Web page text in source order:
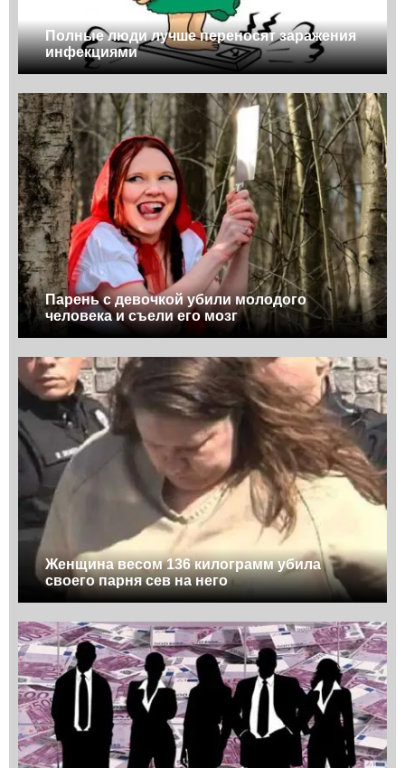
Полные люди лучше переносят заражения
инфекциями
Парень с девочкой убили молодого
человека и съели его мозг
Женщина весом 136 килограмм убила
своего парня сев на него